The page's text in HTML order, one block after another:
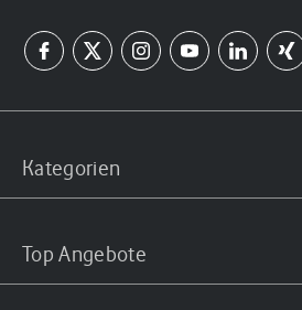
Kategorien
Top Angebote